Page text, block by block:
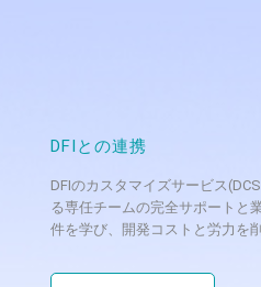
DFIとの連携
DFIのカスタマイズサービス
る専任チームの完全サポートと
件を学び、開発コストと労力を